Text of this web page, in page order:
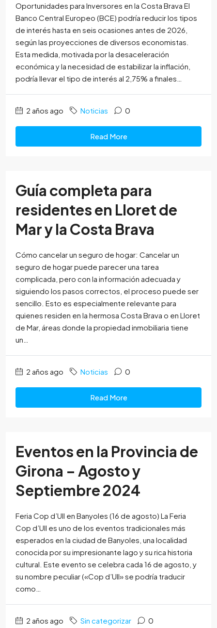
Oportunidades para Inversores en la Costa Brava El
Banco Central Europeo (BCE) podría reducir los tipos
de interés hasta en seis ocasiones antes de 2026,
según las proyecciones de diversos economistas.
Esta medida, motivada por la desaceleración
económica y la necesidad de estabilizar la inflación,
podría llevar el tipo de interés al 2,75% a finales…
2 años ago Noticias 0
Read More
Guía completa para
residentes en Lloret de
Mar y la Costa Brava
Cómo cancelar un seguro de hogar: Cancelar un
seguro de hogar puede parecer una tarea
complicada, pero con la información adecuada y
siguiendo los pasos correctos, el proceso puede ser
sencillo. Esto es especialmente relevante para
quienes residen en la hermosa Costa Brava o en Lloret
de Mar, áreas donde la propiedad inmobiliaria tiene
un…
2 años ago Noticias 0
Read More
Eventos en la Provincia de
Girona – Agosto y
Septiembre 2024
Feria Cop d’Ull en Banyoles (16 de agosto) La Feria
Cop d’Ull es uno de los eventos tradicionales más
esperados en la ciudad de Banyoles, una localidad
conocida por su impresionante lago y su rica historia
cultural. Este evento se celebra cada 16 de agosto, y
su nombre peculiar («Cop d’Ull» se podría traducir
como…
2 años ago Sin categorizar 0